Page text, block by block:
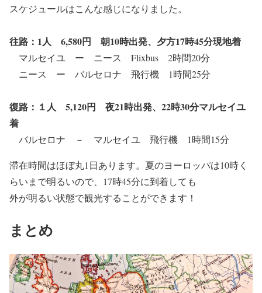
スケジュールはこんな感じになりました。
往路：1人 6,580円 朝10時出発、夕方17時45分現地着
マルセイユ ー ニース Flixbus 2時間20分
ニース ー バルセロナ 飛行機 1時間25分
復路：１人 5,120円 夜21時出発、22時30分マルセイユ
着
バルセロナ － マルセイユ 飛行機 1時間15分
滞在時間はほぼ丸1日あります。夏のヨーロッパは10時く
らいまで明るいので、17時45分に到着しても
外が明るい状態で観光することができます！
まとめ